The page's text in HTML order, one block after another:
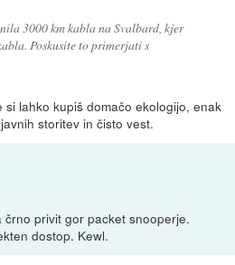
3000 km kabla na Svalbard, kjer
Poskusite to primerjati s
lahko kupiš domačo ekologijo, enak
storitev in čisto vest.
privit gor packet snooperje.
dostop. Kewl.